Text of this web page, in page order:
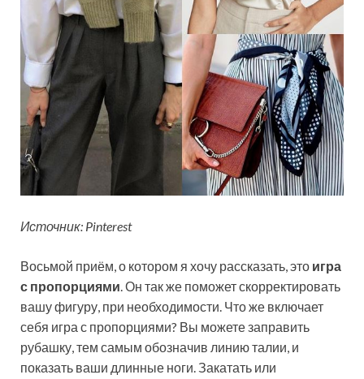
Источник: Pinterest
Восьмой приём, о котором я хочу рассказать, это игра
с пропорциями. Он так же поможет скорректировать
вашу фигуру, при необходимости. Что же включает
себя игра с пропорциями? Вы можете заправить
рубашку, тем самым обозначив линию талии, и
показать ваши длинные ноги. Закатать или